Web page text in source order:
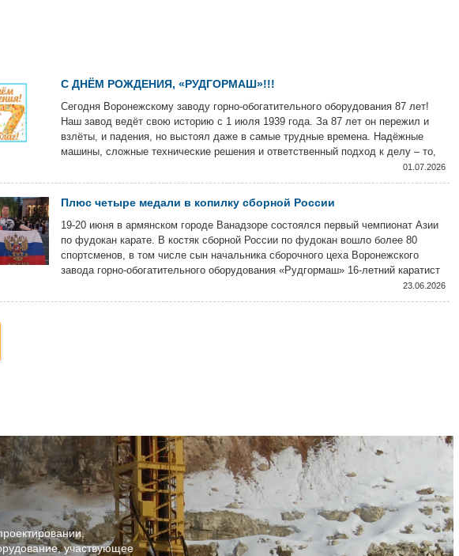
С ДНЁМ РОЖДЕНИЯ, «РУДГОРМАШ»!!!
Сегодня Воронежскому заводу горно-обогатительного оборудования 87 лет!
Наш завод ведёт свою историю с 1 июля 1939 года. За 87 лет он пережил и
взлёты, и падения, но выстоял даже в самые трудные времена. Надёжные
машины, сложные технические решения и ответственный подход к делу – то,
01.07.2026
Плюс четыре медали в копилку сборной России
19-20 июня в армянском городе Ванадзоре состоялся первый чемпионат Азии
по фудокан карате. В костяк сборной России по фудокан вошло более 80
спортсменов, в том числе сын начальника сборочного цеха Воронежского
завода горно-обогатительного оборудования «Рудгормаш» 16-летний каратист
23.06.2026
участвующее